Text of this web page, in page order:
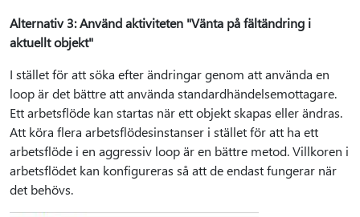
Alternativ 3: Använd aktiviteten "Vänta på fältändring i
aktuellt objekt"
I stället för att söka efter ändringar genom att använda en
loop är det bättre att använda standardhändelsemottagare.
Ett arbetsflöde kan startas när ett objekt skapas eller ändras.
Att köra flera arbetsflödesinstanser i stället för att ha ett
arbetsflöde i en aggressiv loop är en bättre metod. Villkoren i
arbetsflödet kan konfigureras så att de endast fungerar när
det behövs.